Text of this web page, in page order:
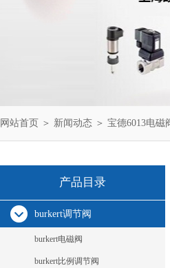
网站首页 ＞ 新闻动态 ＞ 宝德6013电
产品目录
burkert调节阀
burkert电磁阀
burkert比例调节阀